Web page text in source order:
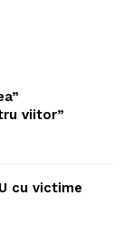
viitor”
cu victime